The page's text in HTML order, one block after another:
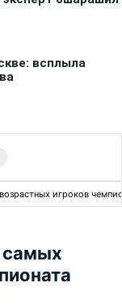
игроков
самых